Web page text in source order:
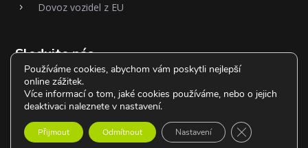
5 Dovoz vozidel z EU
Sledujte nás
Používáme cookies, abychom vám poskytli nejlepší
online zážitek.
Více informací o tom, jaké cookies používáme, nebo o jejich
deaktivaci naleznete v nastavení.
Přijmout Odmítnout Nastavení Zavřít cookie